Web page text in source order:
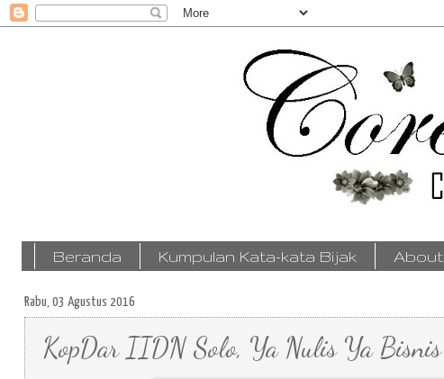
Beranda Kumpulan Kata-kata Bijak About
Rabu, 03 Agustus 2016
KopDar IIDN Solo, Ya Nulis Ya Bisnis